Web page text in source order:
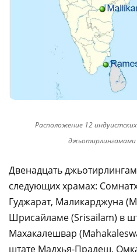
Расположение 12
джьотирлингамами
Двенадцать
следующих храмах:
Гуджарат, Маликарджуна
Шрисайламе (Srisailam) в
Махакалешвар
штате Мадхья-Прадеш,